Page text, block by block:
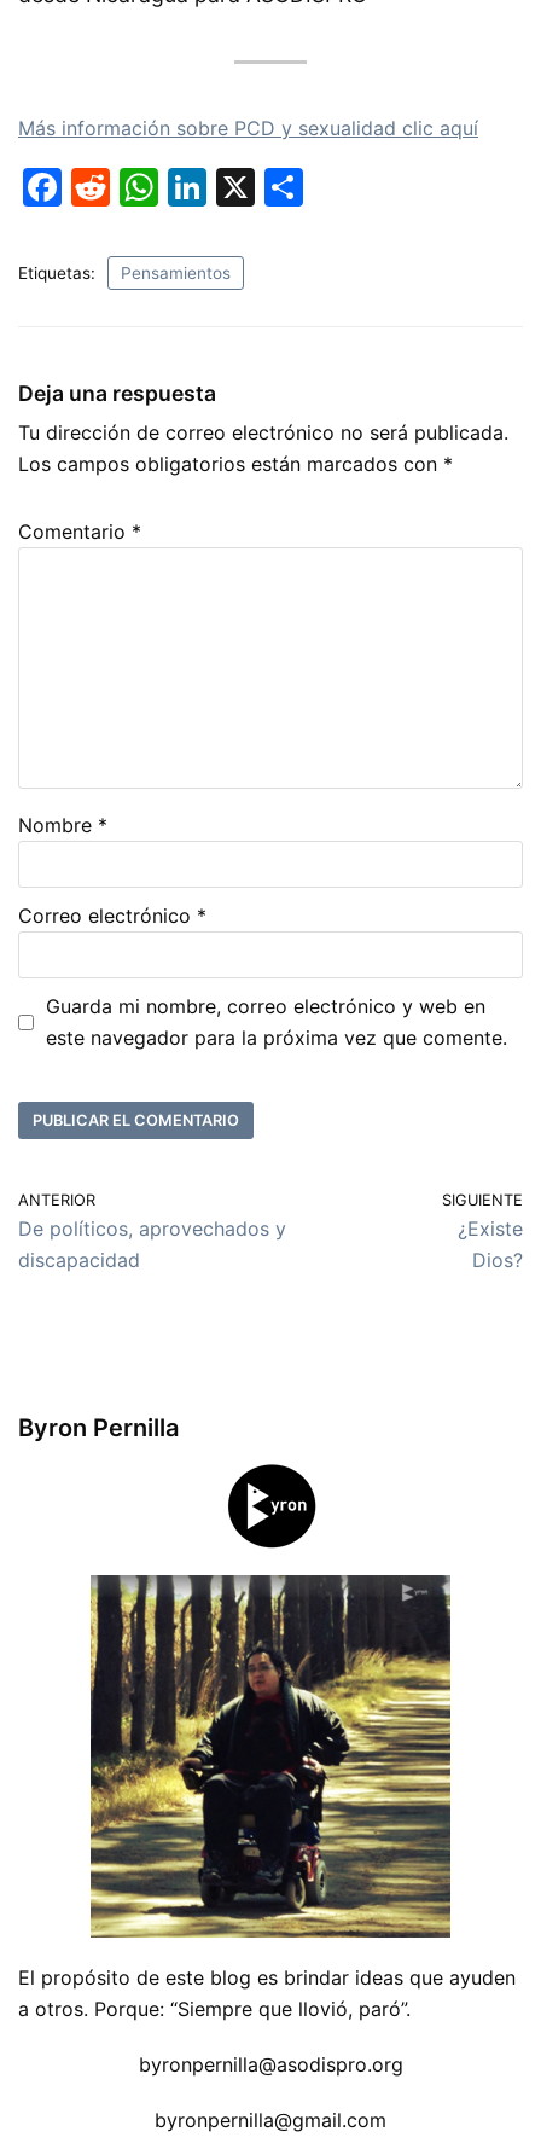
Más información sobre PCD y sexualidad clic aquí
F
c
o
o
k
R
d
di
W
at
s
p
p
Li
k
e
n
X
Etiquetas: Pensamientos
Deja una respuesta
Tu dirección de correo electrónico no será publicada.
Los campos obligatorios están marcados con *
Comentario *
Nombre *
Correo electrónico *
Guarda mi nombre, correo electrónico y web en
este navegador para la próxima vez que comente.
ANTERIOR
De políticos, aprovechados y
discapacidad
SIGUIENTE
¿Existe
Dios?
Byron Pernilla
El propósito de este blog es brindar ideas que ayuden
a otros. Porque: “Siempre que llovió, paró”.
byronpernilla@asodispro.org
byronpernilla@gmail.com